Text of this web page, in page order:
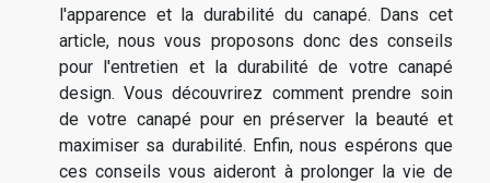
l'apparence et la durabilité du canapé. Dans cet
article, nous vous proposons donc des conseils
pour l'entretien et la durabilité de votre canapé
design. Vous découvrirez comment prendre soin
de votre canapé pour en préserver la beauté et
maximiser sa durabilité. Enfin, nous espérons que
ces conseils vous aideront à prolonger la vie de